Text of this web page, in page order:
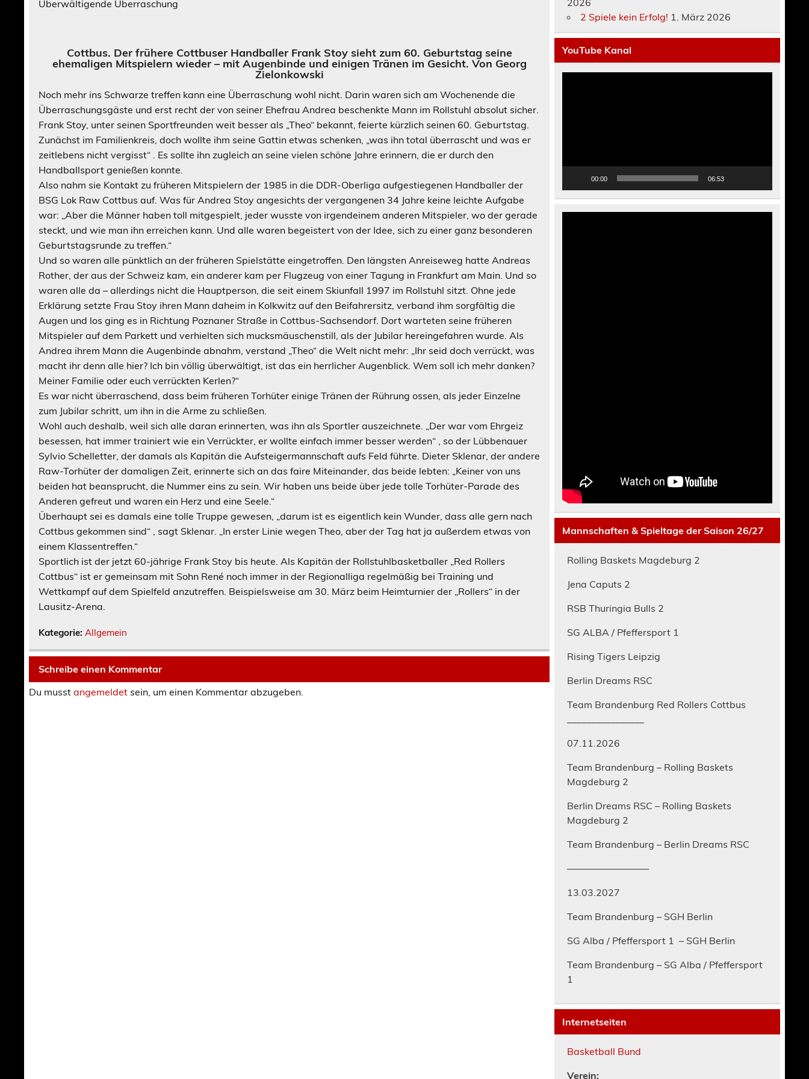
Überwältigende Überraschung
Cottbus. Der frühere Cottbuser Handballer Frank Stoy sieht zum 60. Geburtstag seine
ehemaligen Mitspielern wieder – mit Augenbinde und einigen Tränen im Gesicht. Von Georg
Zielonkowski
Noch mehr ins Schwarze treffen kann eine Überraschung wohl nicht. Darin waren sich am Wochenende die
Überraschungsgäste und erst recht der von seiner Ehefrau Andrea beschenkte Mann im Rollstuhl absolut sicher.
Frank Stoy, unter seinen Sportfreunden weit besser als „Theo“ bekannt, feierte kürzlich seinen 60. Geburtstag.
Zunächst im Familienkreis, doch wollte ihm seine Gattin etwas schenken, „was ihn total überrascht und was er
zeitlebens nicht vergisst“ . Es sollte ihn zugleich an seine vielen schöne Jahre erinnern, die er durch den
Handballsport genießen konnte.
Also nahm sie Kontakt zu früheren Mitspielern der 1985 in die DDR-Oberliga aufgestiegenen Handballer der
BSG Lok Raw Cottbus auf. Was für Andrea Stoy angesichts der vergangenen 34 Jahre keine leichte Aufgabe
war: „Aber die Männer haben toll mitgespielt, jeder wusste von irgendeinem anderen Mitspieler, wo der gerade
steckt, und wie man ihn erreichen kann. Und alle waren begeistert von der Idee, sich zu einer ganz besonderen
Geburtstagsrunde zu treffen.“
Und so waren alle pünktlich an der früheren Spielstätte eingetroffen. Den längsten Anreiseweg hatte Andreas
Rother, der aus der Schweiz kam, ein anderer kam per Flugzeug von einer Tagung in Frankfurt am Main. Und so
waren alle da – allerdings nicht die Hauptperson, die seit einem Skiunfall 1997 im Rollstuhl sitzt. Ohne jede
Erklärung setzte Frau Stoy ihren Mann daheim in Kolkwitz auf den Beifahrersitz, verband ihm sorgfältig die
Augen und los ging es in Richtung Poznaner Straße in Cottbus-Sachsendorf. Dort warteten seine früheren
Mitspieler auf dem Parkett und verhielten sich mucksmäuschenstill, als der Jubilar hereingefahren wurde. Als
Andrea ihrem Mann die Augenbinde abnahm, verstand „Theo“ die Welt nicht mehr: „Ihr seid doch verrückt, was
macht ihr denn alle hier? Ich bin völlig überwältigt, ist das ein herrlicher Augenblick. Wem soll ich mehr danken?
Meiner Familie oder euch verrückten Kerlen?“
Es war nicht überraschend, dass beim früheren Torhüter einige Tränen der Rührung ossen, als jeder Einzelne
zum Jubilar schritt, um ihn in die Arme zu schließen.
Wohl auch deshalb, weil sich alle daran erinnerten, was ihn als Sportler auszeichnete. „Der war vom Ehrgeiz
besessen, hat immer trainiert wie ein Verrückter, er wollte einfach immer besser werden“ , so der Lübbenauer
Sylvio Schelletter, der damals als Kapitän die Aufsteigermannschaft aufs Feld führte. Dieter Sklenar, der andere
Raw-Torhüter der damaligen Zeit, erinnerte sich an das faire Miteinander, das beide lebten: „Keiner von uns
beiden hat beansprucht, die Nummer eins zu sein. Wir haben uns beide über jede tolle Torhüter-Parade des
Anderen gefreut und waren ein Herz und eine Seele.“
Überhaupt sei es damals eine tolle Truppe gewesen, „darum ist es eigentlich kein Wunder, dass alle gern nach
Cottbus gekommen sind“ , sagt Sklenar. „In erster Linie wegen Theo, aber der Tag hat ja außerdem etwas von
einem Klassentreffen.“
Sportlich ist der jetzt 60-jährige Frank Stoy bis heute. Als Kapitän der Rollstuhlbasketballer „Red Rollers
Cottbus“ ist er gemeinsam mit Sohn René noch immer in der Regionalliga regelmäßig bei Training und
Wettkampf auf dem Spielfeld anzutreffen. Beispielsweise am 30. März beim Heimturnier der „Rollers“ in der
Lausitz-Arena.
Kategorie:Allgemein
Schreibe einen Kommentar
Du musstangemeldet sein, um einen Kommentar abzugeben.
2 Spiele kein Erfolg! 1. März 2026
YouTube Kanal
Video-
00:00 06:53
Mannschaften & Spieltage der Saison 26/27
Rolling Baskets Magdeburg 2
Jena Caputs 2
RSB Thuringia Bulls 2
SG ALBA / Pfeffersport 1
Rising Tigers Leipzig
Berlin Dreams RSC
Team Brandenburg Red Rollers Cottbus
07.11.2026
Team Brandenburg – Rolling Baskets
Magdeburg 2
Berlin Dreams RSC – Rolling Baskets
Magdeburg 2
Team Brandenburg – Berlin Dreams RSC
————————–
13.03.2027
Team Brandenburg – SGH Berlin
SG Alba / Pfeffersport 1 – SGH Berlin
Team Brandenburg – SG Alba / Pfeffersport
1
Internetseiten
Basketball Bund
Verein: